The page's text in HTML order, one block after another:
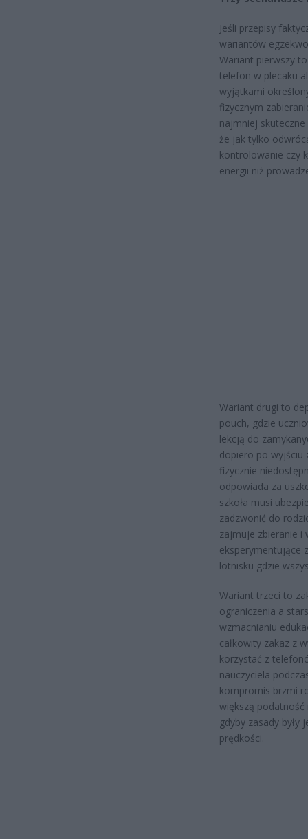
Jeśli przepisy
wariantów
Wariant pierwszy
telefon w plecaku
wyjątkami
fizycznym
najmniej
że jak tylko
kontrolowanie czy
energii niż
Wariant drugi to
pouch, gdzie
lekcją do
dopiero po wyjściu
fizycznie
odpowiada za
szkoła musi
zadzwonić do
zajmuje zbieranie i
eksperymentujące
lotnisku gdzie
Wariant trzeci to
ograniczenia a
wzmacnianiu
całkowity zakaz z
korzystać z
nauczyciela
kompromis brzmi
większą podatność
gdyby zasady były
prędkości.